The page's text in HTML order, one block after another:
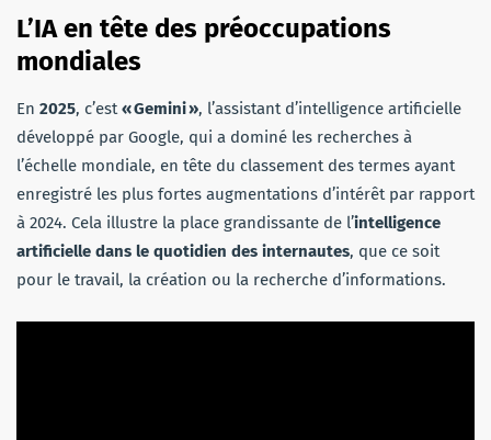
L’IA en tête des préoccupations
mondiales
En 2025, c’est« Gemini », l’assistant d’intelligence artificielle
développé par Google, qui a dominé les recherches à
l’échelle mondiale, en tête du classement des termes ayant
enregistré les plus fortes augmentations d’intérêt par rapport
à 2024. Cela illustre la place grandissante de l’intelligence
artificielle dans le quotidien des internautes, que ce soit
pour le travail, la création ou la recherche d’informations.